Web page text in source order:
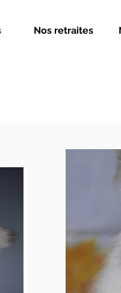
Nos retraites